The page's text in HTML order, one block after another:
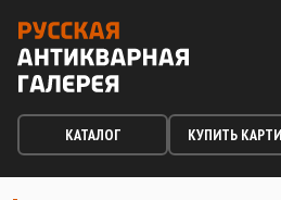
КАТАЛОГ КУПИТЬ